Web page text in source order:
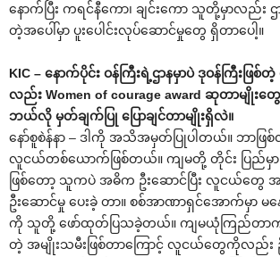
နောက်ပြီး ကရင်နီကော၊ ချင်းကော သူတို့မှာလည်း ဌ
တဲ့အပေါ်မှာ ပူးပေါင်းလုပ်ဆောင်မှုတွေ ရှိတာပေါ့။
KIC – နောက်ပိုင်း ဝန်ကြီးရဲ့ဌာနမှာပဲ ဒုဝန်ကြီးဖြစ်
လည်း Women of courage award ဆုတာမျိုးတွ
ဘယ်လို မှတ်ချက်ပြု ပြောချင်တာမျိုးရှိလဲ။
နော်စူစဲန်နာ – ဒါကို အသိအမှတ်ပြုပါတယ်။ ဘာဖ
လူငယ်တစ်ယောက်ဖြစ်တယ်။ ကျမတို့ တိုင်း ပြည်မှာ
ဖြစ်တော့ သူကပဲ အဓိက ဦးဆောင်ပြီး လူငယ်တွေ
ဦးဆောင်မှု ပေးခဲ့ တာ။ စစ်အာဏာရှင်အောက်မှာ
ကို သူတို့ ဖော်ထုတ်ပြသခဲ့တယ်။ ကျမယုံကြည်တ
တဲ့ အမျိုးသမီးဖြစ်တာကြောင့် လူငယ်တွေကိုလည်း